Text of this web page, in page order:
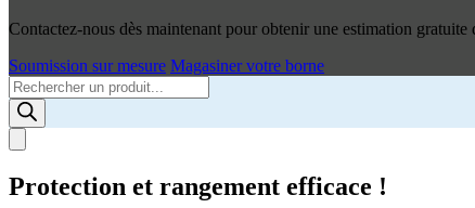
Contactez-nous dès maintenant pour obtenir une estimation gratuite
Soumission sur mesure Magasiner votre borne
Products
search
Protection et rangement efficace !